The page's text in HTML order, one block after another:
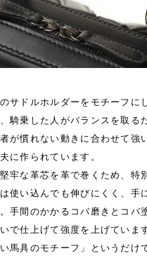
サドルホルダーをモチーフに
騎乗した人がバランスを取る
が慣れない動きに合わせて強
に作られています。
牢な革芯を革で巻くため、特
使い込んでも伸びにくく、手
手間のかかるコバ磨きとコバ
で仕上げて強度を上げていま
い馬具のモチーフ」というだけ